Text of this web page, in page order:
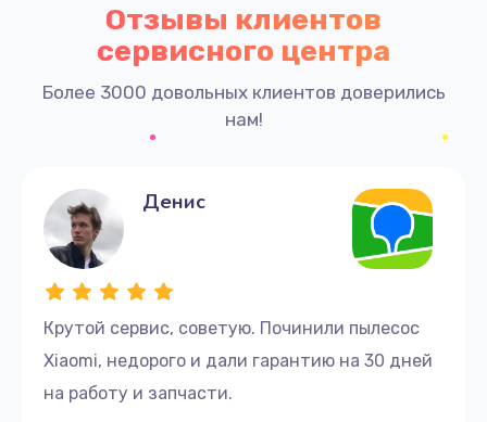
Отзывы клиентов
сервисного центра
Более 3000 довольных клиентов доверились
нам!
Крутой сервис, советую. Починили пылесос
Xiaomi, недорого и дали гарантию на 30 дней
на работу и запчасти.
Денис